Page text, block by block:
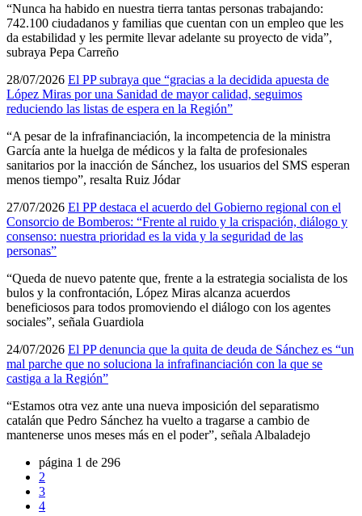
“Nunca ha habido en nuestra tierra tantas personas trabajando:
742.100 ciudadanos y familias que cuentan con un empleo que les
da estabilidad y les permite llevar adelante su proyecto de vida”,
subraya Pepa Carreño
28/07/2026 El PP subraya que “gracias a la decidida apuesta de
López Miras por una Sanidad de mayor calidad, seguimos
reduciendo las listas de espera en la Región”
“A pesar de la infrafinanciación, la incompetencia de la ministra
García ante la huelga de médicos y la falta de profesionales
sanitarios por la inacción de Sánchez, los usuarios del SMS esperan
menos tiempo”, resalta Ruiz Jódar
27/07/2026 El PP destaca el acuerdo del Gobierno regional con el
Consorcio de Bomberos: “Frente al ruido y la crispación, diálogo y
consenso: nuestra prioridad es la vida y la seguridad de las
personas”
“Queda de nuevo patente que, frente a la estrategia socialista de los
bulos y la confrontación, López Miras alcanza acuerdos
beneficiosos para todos promoviendo el diálogo con los agentes
sociales”, señala Guardiola
24/07/2026 El PP denuncia que la quita de deuda de Sánchez es “un
mal parche que no soluciona la infrafinanciación con la que se
castiga a la Región”
“Estamos otra vez ante una nueva imposición del separatismo
catalán que Pedro Sánchez ha vuelto a tragarse a cambio de
mantenerse unos meses más en el poder”, señala Albaladejo
página 1 de 296
2
3
4